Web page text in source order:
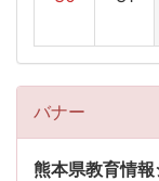
バナー
熊本県教育情